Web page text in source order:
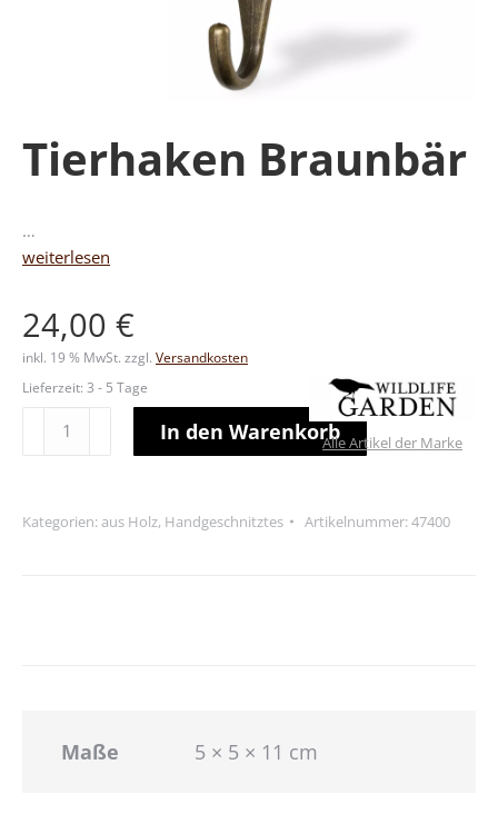
Tierhaken Braunbär
…
weiterlesen
24,00 €
inkl. 19 % MwSt. zzgl. Versandkosten
Lieferzeit: 3 - 5 Tage
In den WarenkorbAlle Artikel der Marke
Alternative:
Kategorien:aus Holz, Handgeschnitztes Artikelnummer:47400
Maße 5 × 5 × 11 cm